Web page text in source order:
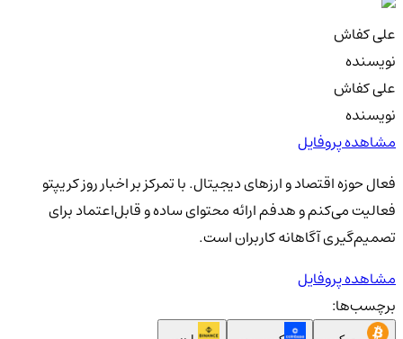
علی کفاش
نویسنده
علی کفاش
نویسنده
مشاهده پروفایل
فعال حوزه اقتصاد و ارزهای دیجیتال. با تمرکز بر اخبار روز کریپتو
فعالیت می‌کنم و هدفم ارائه محتوای ساده و قابل‌اعتماد برای
تصمیم‌گیری آگاهانه کاربران است.
مشاهده پروفایل
برچسب‌ها: